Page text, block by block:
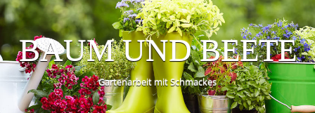
BAUM UND BEETE
Gartenarbeit mit Schmackes